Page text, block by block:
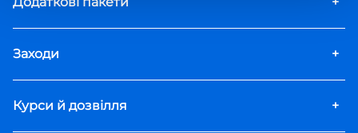
Заходи +
Курси й дозвілля +